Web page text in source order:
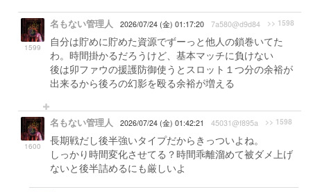
1599
名もない管理人 2026/07/24 (金) 01:17:20 7a580@d9d84 >> 1598
自分は貯めに貯めた資源でずーっと他人の鎖巻いてた
わ。時間掛かるだろうけど、基本マッチに負けない
後は卯ファウの援護防御使うとスロット１つ分の余裕が
出来るから後ろの幻影を殴る余裕が増える
1600
名もない管理人 2026/07/24 (金) 01:42:21 45031@f895a >> 1598
長期戦だし後半強いタイプだからきっついよね。
しっかり時間変化させてる？時間乖離溜めて被ダメ上げ
ないと後半詰めるにも厳しいよ